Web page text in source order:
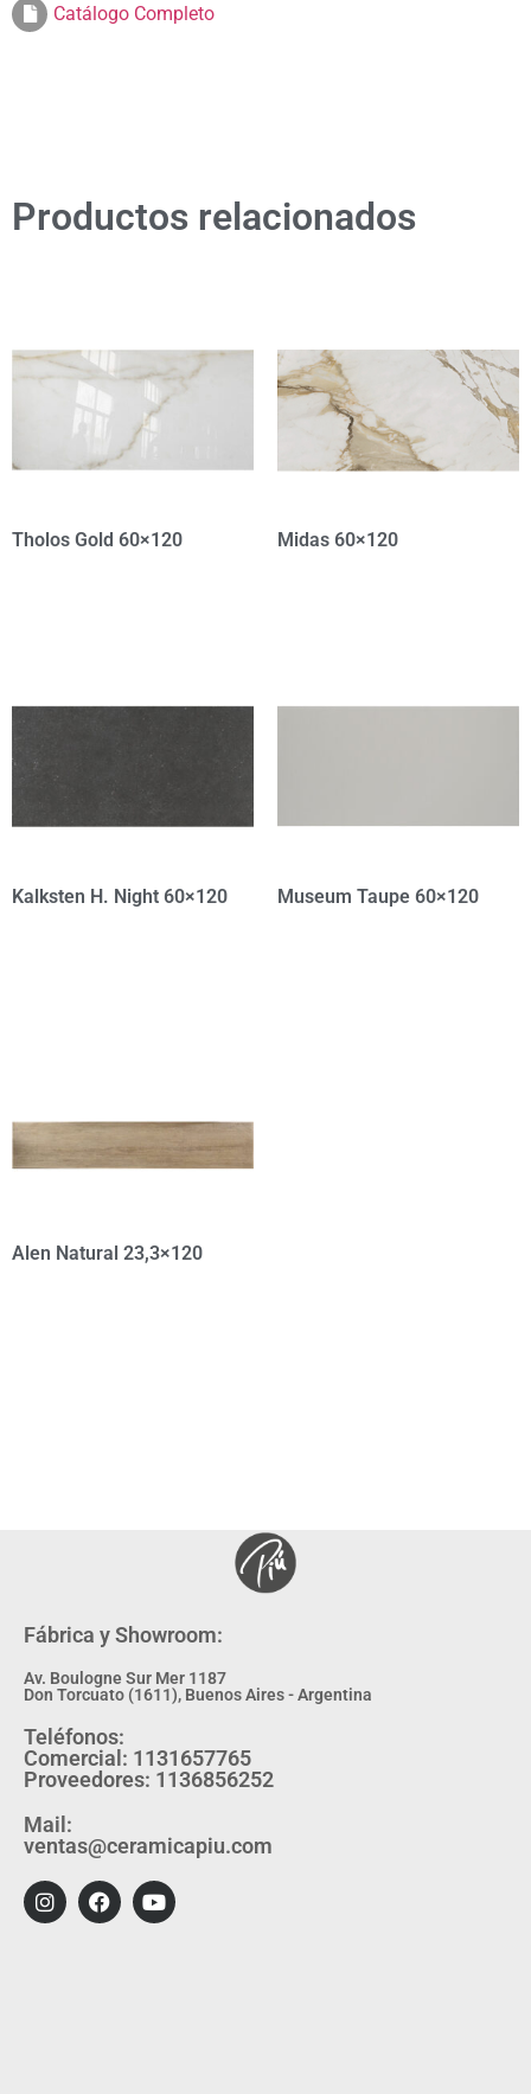
Catálogo Completo
Productos relacionados
Tholos Gold 60×120 Midas 60×120
Kalksten H. Night 60×120 Museum Taupe 60×120
Alen Natural 23,3×120
Fábrica y Showroom:
Av. Boulogne Sur Mer 1187
Don Torcuato (1611), Buenos Aires - Argentina
Teléfonos:
Comercial: 1131657765
Proveedores: 1136856252
Mail:
ventas@ceramicapiu.com